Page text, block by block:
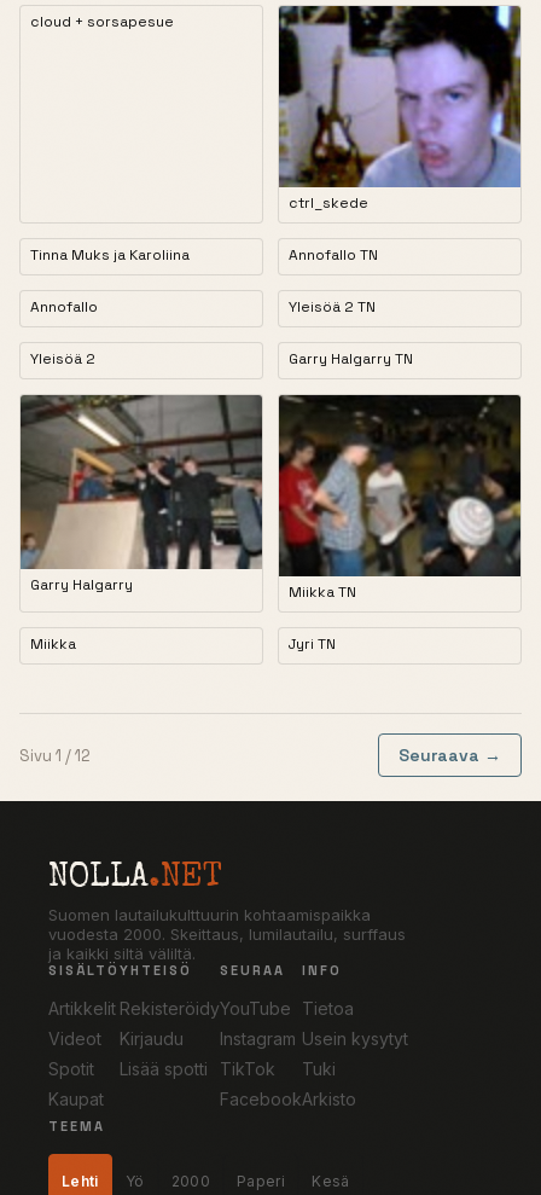
cloud + sorsapesue
ctrl_skede
Tinna Muks ja Karoliina Annofallo TN
Annofallo Yleisöä 2 TN
Yleisöä 2 Garry Halgarry TN
Garry Halgarry Miikka TN
Miikka Jyri TN
Sivu 1 / 12 Seuraava →
NOLLA.NET
Suomen lautailukulttuurin kohtaamispaikka
vuodesta 2000. Skeittaus, lumilautailu, surffaus
ja kaikki siltä väliltä.
SISÄLTÖ
Artikkelit
Videot
Spotit
Kaupat
YHTEISÖ
Rekisteröidy
Kirjaudu
Lisää spotti
SEURAA
YouTube
Instagram
TikTok
Facebook
INFO
Tietoa
Usein kysytyt
Tuki
Arkisto
TEEMA
Lehti Yö 2000 Paperi Kesä